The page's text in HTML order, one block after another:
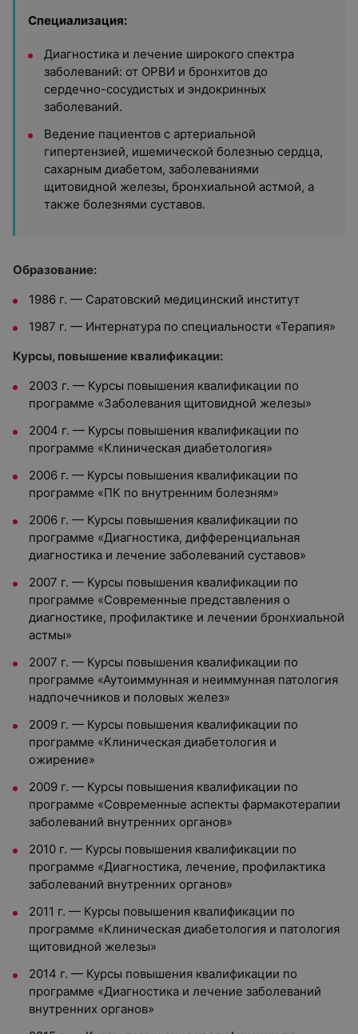
Специализация:
Диагностика и лечение широкого спектра
заболеваний: от ОРВИ и бронхитов до
сердечно-сосудистых и эндокринных
заболеваний.
Ведение пациентов с артериальной
гипертензией, ишемической болезнью сердца,
сахарным диабетом, заболеваниями
щитовидной железы, бронхиальной астмой, а
также болезнями суставов.
Образование:
1986 г. — Саратовский медицинский институт
1987 г. — Интернатура по специальности «Терапия»
Курсы, повышение квалификации:
2003 г. — Курсы повышения квалификации по
программе «Заболевания щитовидной железы»
2004 г. — Курсы повышения квалификации по
программе «Клиническая диабетология»
2006 г. — Курсы повышения квалификации по
программе «ПК по внутренним болезням»
2006 г. — Курсы повышения квалификации по
программе «Диагностика, дифференциальная
диагностика и лечение заболеваний суставов»
2007 г. — Курсы повышения квалификации по
программе «Современные представления о
диагностике, профилактике и лечении бронхиальной
астмы»
2007 г. — Курсы повышения квалификации по
программе «Аутоиммунная и неиммунная патология
надпочечников и половых желез»
2009 г. — Курсы повышения квалификации по
программе «Клиническая диабетология и
ожирение»
2009 г. — Курсы повышения квалификации по
программе «Современные аспекты фармакотерапии
заболеваний внутренних органов»
2010 г. — Курсы повышения квалификации по
программе «Диагностика, лечение, профилактика
заболеваний внутренних органов»
2011 г. — Курсы повышения квалификации по
программе «Клиническая диабетология и патология
щитовидной железы»
2014 г. — Курсы повышения квалификации по
программе «Диагностика и лечение заболеваний
внутренних органов»